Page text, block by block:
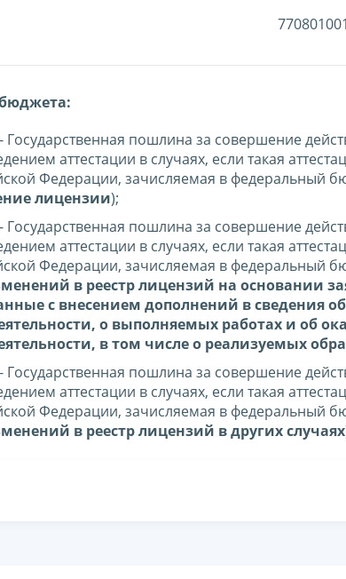
770801001
Государственная пошлина за совершение
аттестации в случаях, если такая
Федерации, зачисляемая в федеральный
лицензии);
Государственная пошлина за совершение
аттестации в случаях, если такая
Федерации, зачисляемая в федеральный
в реестр лицензий на основании
с внесением дополнений в сведения
о выполняемых работах и об
в том числе о реализуемых
Государственная пошлина за совершение
аттестации в случаях, если такая
Федерации, зачисляемая в федеральный
в реестр лицензий в других случаях